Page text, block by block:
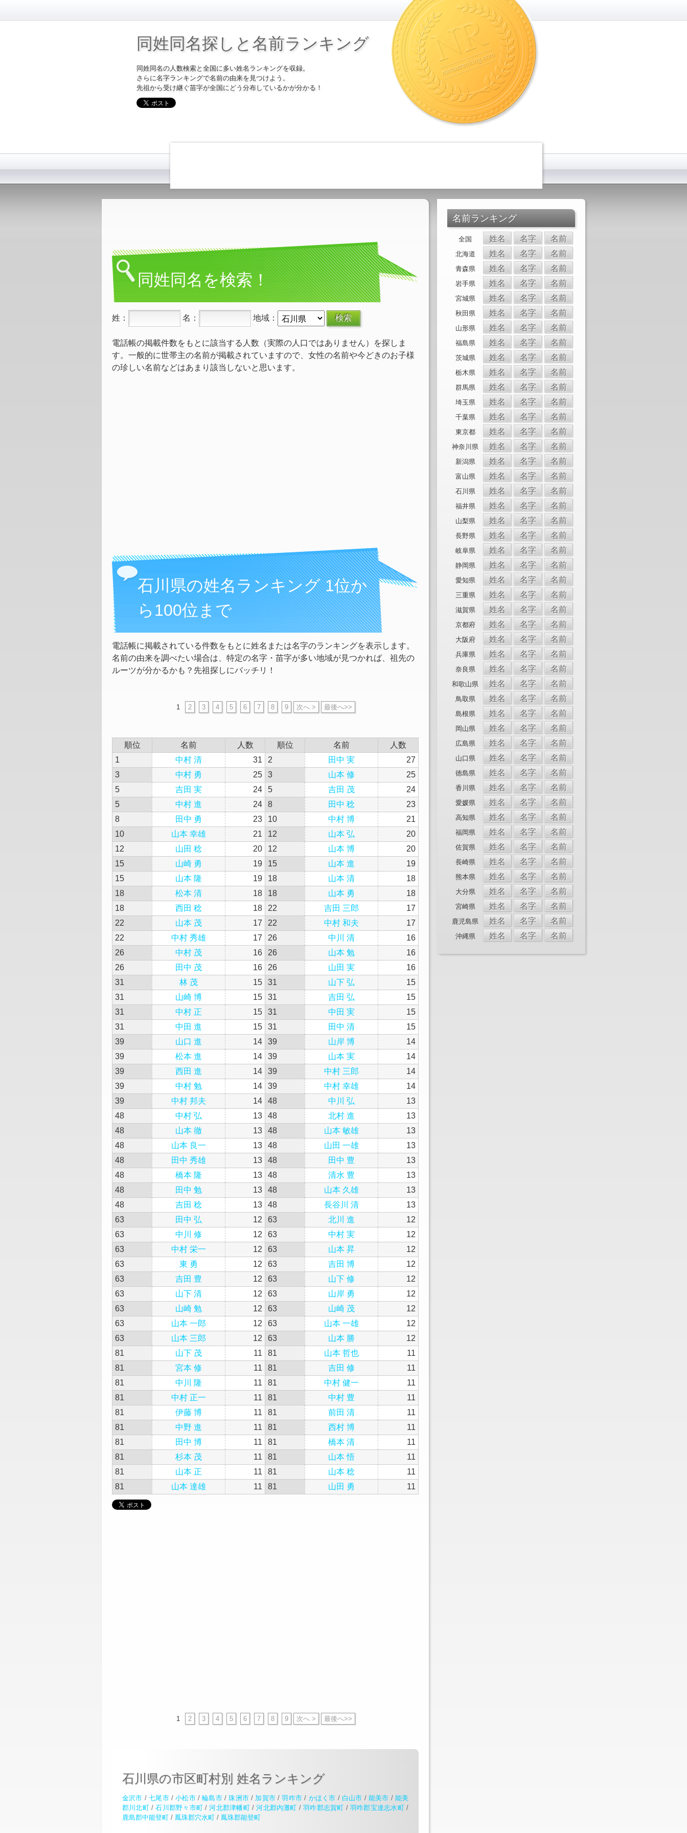
同姓同名探しと名前ランキング
同姓同名の人数検索と全国に多い姓名ランキングを収録。
さらに名字ランキングで名前の由来を見つけよう。
先祖から受け継ぐ苗字が全国にどう分布しているかが分かる！
同姓同名を検索！
姓： 名： 地域：
電話帳の掲載件数をもとに該当する人数（実際の人口ではありません）を探しま
す。一般的に世帯主の名前が掲載されていますので、女性の名前や今どきのお子様
の珍しい名前などはあまり該当しないと思います。
石川県の姓名ランキング 1位か
ら100位まで
電話帳に掲載されている件数をもとに姓名または名字のランキングを表示します。
名前の由来を調べたい場合は、特定の名字・苗字が多い地域が見つかれば、祖先の
ルーツが分かるかも？先祖探しにバッチリ！
1 2 3 4 5 6 7 8 9 次へ > 最後へ>>
順位 名前 人数 順位 名前
人数
1
中村 清 31 2 田中 実
27
3
中村 勇 25 3 山本 修
25
5
吉田 実 24 5 吉田 茂
24
5
中村 進 24 8 田中 稔
23
8
田中 勇 23 10 中村 博
21
10
山本 幸雄 21 12 山本 弘
20
12
山田 稔 20 12 山本 博
20
15
山崎 勇 19 15 山本 進
19
15
山本 隆 19 18 山本 清
18
18
松本 清 18 18 山本 勇
18
18
西田 稔 18 22 吉田 三郎
17
22
山本 茂 17 22 中村 和夫
17
22
中村 秀雄 17 26 中川 清
16
26
中村 茂 16 26 山本 勉
16
26
田中 茂 16 26 山田 実
16
31
林 茂 15 31 山下 弘
15
31
山崎 博 15 31 吉田 弘
15
31
中村 正 15 31 中田 実
15
31
中田 進 15 31 田中 清
15
39
山口 進 14 39 山岸 博
14
39
松本 進 14 39 山本 実
14
39
西田 進 14 39 中村 三郎
14
39
中村 勉 14 39 中村 幸雄
14
39
中村 邦夫 14 48 中川 弘
13
48
中村 弘 13 48 北村 進
13
48
山本 徹 13 48 山本 敏雄
13
48
山本 良一 13 48 山田 一雄
13
48
田中 秀雄 13 48 田中 豊
13
48
橋本 隆 13 48 清水 豊
13
48
田中 勉 13 48 山本 久雄
13
48
吉田 稔 13 48 長谷川 清
13
63
田中 弘 12 63 北川 進
12
63
中川 修 12 63 中村 実
12
63
中村 栄一 12 63 山本 昇
12
63
東 勇 12 63 吉田 博
12
63
吉田 豊 12 63 山下 修
12
63
山下 清 12 63 山岸 勇
12
63
山崎 勉 12 63 山崎 茂
12
63
山本 一郎 12 63 山本 一雄
12
63
山本 三郎 12 63 山本 勝
12
81
山下 茂 11 81 山本 哲也
11
81
宮本 修 11 81 吉田 修
11
81
中川 隆 11 81 中村 健一
11
81
中村 正一 11 81 中村 豊
11
81
伊藤 博 11 81 前田 清
11
81
中野 進 11 81 西村 博
11
81
田中 博 11 81 橋本 清
11
81
杉本 茂 11 81 山本 悟
11
81
山本 正 11 81 山本 稔
11
81
山本 達雄 11 81 山田 勇 11
1 2 3 4 5 6 7 8 9 次へ > 最後へ>>
石川県の市区町村別 姓名ランキング
金沢市 /七尾市/小松市/輪島市/珠洲市/ 加賀市 /羽咋市 / かほく市 / 白山市 / 能美市 / 能美
郡川北町/石川郡野々市町 /河北郡津幡町/河北郡内灘町 /羽咋郡志賀町 / 羽咋郡宝達志水町/
鹿島郡中能登町 / 鳳珠郡穴水町 / 鳳珠郡能登町
名前ランキング
全国 姓名 名字 名前
北海道 姓名 名字 名前
青森県 姓名 名字 名前
岩手県 姓名 名字 名前
宮城県 姓名 名字 名前
秋田県 姓名 名字 名前
山形県 姓名 名字 名前
福島県 姓名 名字 名前
茨城県 姓名 名字 名前
栃木県 姓名 名字 名前
群馬県 姓名 名字 名前
埼玉県 姓名 名字 名前
千葉県 姓名 名字 名前
東京都 姓名 名字 名前
神奈川県 姓名 名字 名前
新潟県 姓名 名字 名前
富山県 姓名 名字 名前
石川県 姓名 名字 名前
福井県 姓名 名字 名前
山梨県 姓名 名字 名前
長野県 姓名 名字 名前
岐阜県 姓名 名字 名前
静岡県 姓名 名字 名前
愛知県 姓名 名字 名前
三重県 姓名 名字 名前
滋賀県 姓名 名字 名前
京都府 姓名 名字 名前
大阪府 姓名 名字 名前
兵庫県 姓名 名字 名前
奈良県 姓名 名字 名前
和歌山県 姓名 名字 名前
鳥取県 姓名 名字 名前
島根県 姓名 名字 名前
岡山県 姓名 名字 名前
広島県 姓名 名字 名前
山口県 姓名 名字 名前
徳島県 姓名 名字 名前
香川県 姓名 名字 名前
愛媛県 姓名 名字 名前
高知県 姓名 名字 名前
福岡県 姓名 名字 名前
佐賀県 姓名 名字 名前
長崎県 姓名 名字 名前
熊本県 姓名 名字 名前
大分県 姓名 名字 名前
宮崎県 姓名 名字 名前
鹿児島県 姓名 名字 名前
沖縄県 姓名 名字 名前